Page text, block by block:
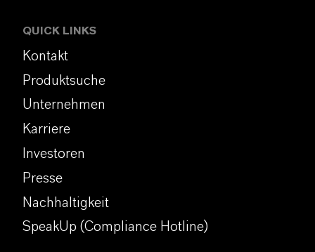
QUICK LINKS
Kontakt
Produktsuche
Unternehmen
Karriere
Investoren
Presse
Nachhaltigkeit
SpeakUp (Compliance Hotline)